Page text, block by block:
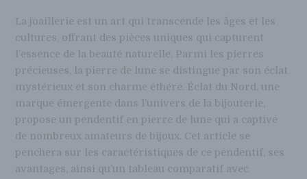
La joaillerie est un art qui transcende les âges et les
cultures, offrant des pièces uniques qui capturent
l’essence de la beauté naturelle. Parmi les pierres
précieuses, la pierre de lune se distingue par son éclat
mystérieux et son charme éthéré. Éclat du Nord, une
marque émergente dans l’univers de la bijouterie,
propose un pendentif en pierre de lune qui a captivé
de nombreux amateurs de bijoux. Cet article se
penchera sur les caractéristiques de ce pendentif, ses
avantages, ainsi qu’un tableau comparatif avec